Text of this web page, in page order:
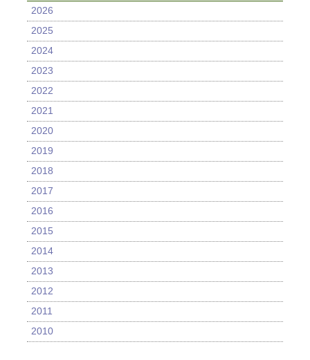
2026
2025
2024
2023
2022
2021
2020
2019
2018
2017
2016
2015
2014
2013
2012
2011
2010